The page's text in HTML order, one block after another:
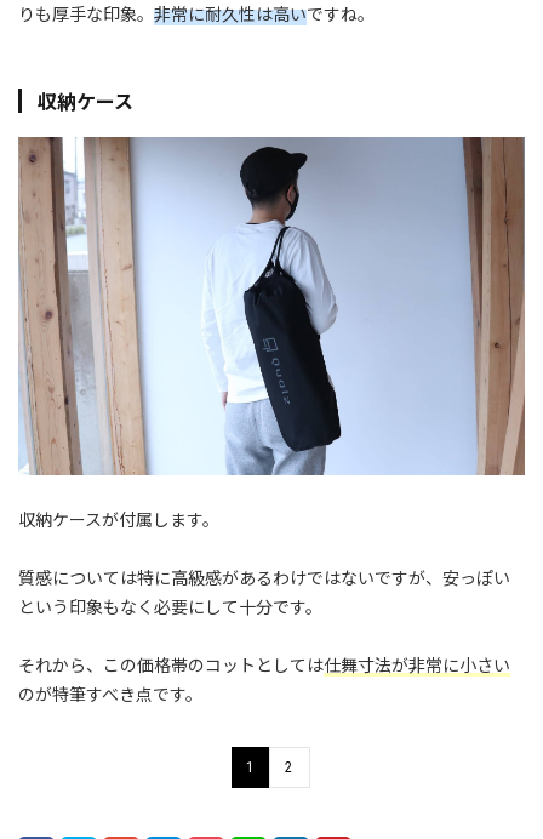
りも厚手な印象。 非常に耐久性は高いですね。
収納ケース
収納ケースが付属します。
質感については特に高級感があるわけではないですが、安っぽい
という印象もなく必要にして十分です。
それから、この価格帯のコットとしては仕舞寸法が非常に小さい
のが特筆すべき点です。
1 2